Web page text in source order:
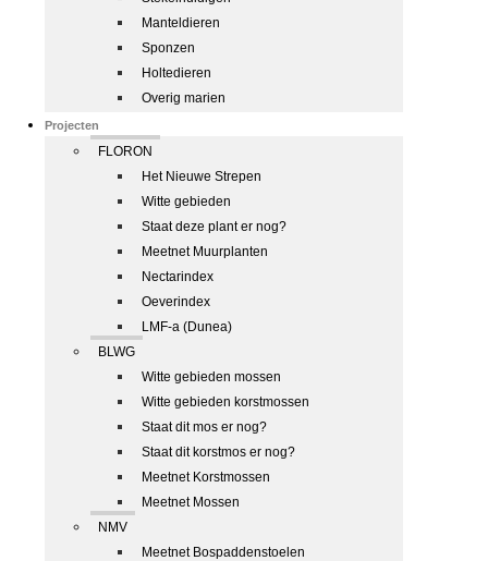
Manteldieren
Sponzen
Holtedieren
Overig marien
Projecten
FLORON
Het Nieuwe Strepen
Witte gebieden
Staat deze plant er nog?
Meetnet Muurplanten
Nectarindex
Oeverindex
LMF-a (Dunea)
BLWG
Witte gebieden mossen
Witte gebieden korstmossen
Staat dit mos er nog?
Staat dit korstmos er nog?
Meetnet Korstmossen
Meetnet Mossen
NMV
Meetnet Bospaddenstoelen